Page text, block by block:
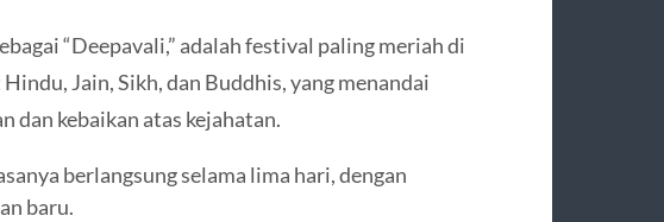
“Deepavali,” adalah festival paling meriah di
Jain, Sikh, dan Buddhis, yang menandai
dan kebaikan atas kejahatan.
berlangsung selama lima hari, dengan
baru.